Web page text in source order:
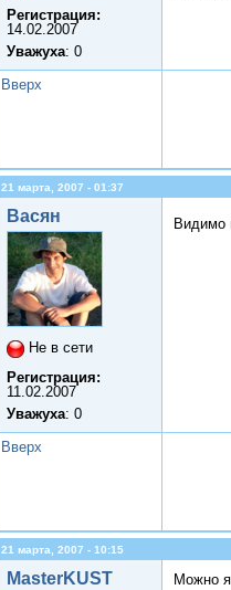
Регистрация:
14.02.2007
Уважуха: 0
Вверх
21 марта, 2007 - 01:37
Васян
Не в сети
Регистрация:
11.02.2007
Уважуха: 0
Видимо
Вверх
21 марта, 2007 - 10:15
MasterKUST Можно